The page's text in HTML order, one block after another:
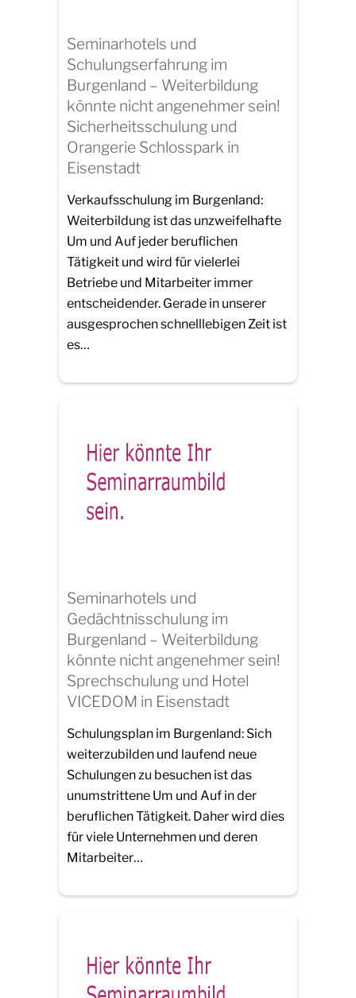
Seminarhotels und
Schulungserfahrung im
Burgenland – Weiterbildung
könnte nicht angenehmer sein!
Sicherheitsschulung und
Orangerie Schlosspark in
Eisenstadt
Verkaufsschulung im Burgenland:
Weiterbildung ist das unzweifelhafte
Um und Auf jeder beruflichen
Tätigkeit und wird für vielerlei
Betriebe und Mitarbeiter immer
entscheidender. Gerade in unserer
ausgesprochen schnelllebigen Zeit ist
es…
Seminarhotels und
Gedächtnisschulung im
Burgenland – Weiterbildung
könnte nicht angenehmer sein!
Sprechschulung und Hotel
VICEDOM in Eisenstadt
Schulungsplan im Burgenland: Sich
weiterzubilden und laufend neue
Schulungen zu besuchen ist das
unumstrittene Um und Auf in der
beruflichen Tätigkeit. Daher wird dies
für viele Unternehmen und deren
Mitarbeiter…